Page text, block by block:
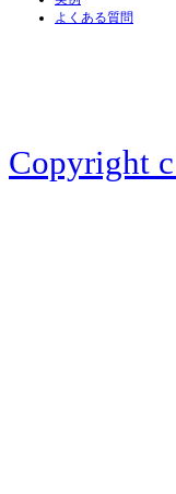
よくある質問
Copyright